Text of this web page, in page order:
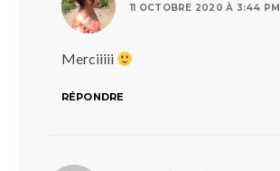
11 OCTOBRE 2020 À 3:44 PM
Merciiiii
RÉPONDRE